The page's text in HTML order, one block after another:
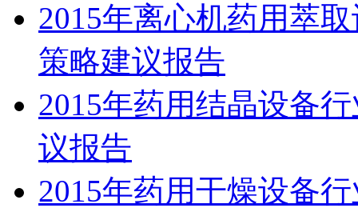
2015年离心机药用萃
策略建议报告
2015年药用结晶设备
议报告
2015年药用干燥设备